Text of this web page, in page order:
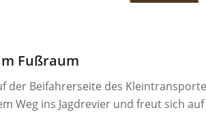
Fußraum
der Beifahrerseite des
Weg ins Jagdrevier und freut sich auf